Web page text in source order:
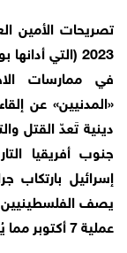
2023 (التي
في ممارسات
«المدنيين» عن
دينية تَعدّ القتل
جنوب أفريقيا
إسرائيل بارتكاب
يصف
عملية 7 أكتوبر مما يُضفي مشروعية على قتلهم وإبادتهم.